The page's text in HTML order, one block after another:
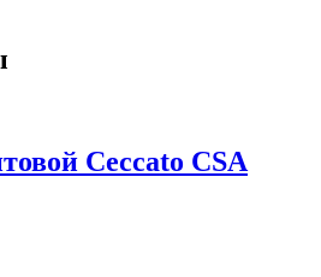
Ceccato CSА